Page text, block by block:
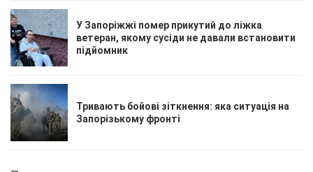
У Запоріжжі помер прикутий до ліжка
ветеран, якому сусіди не давали встановити
підйомник
Тривають бойові зіткнення: яка ситуація на
Запорізькому фронті